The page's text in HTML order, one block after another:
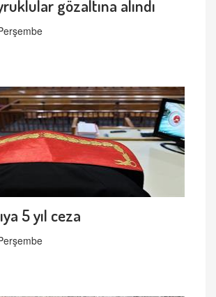
gözaltına alındı
5 yıl ceza